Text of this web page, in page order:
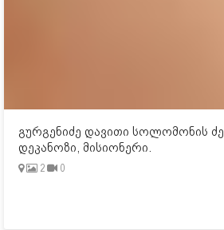
გურგენიძე დავითი სოლომონის ძე
დეკანოზი, მისიონერი.
2 0